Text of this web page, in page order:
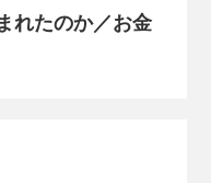
れたのか／お金